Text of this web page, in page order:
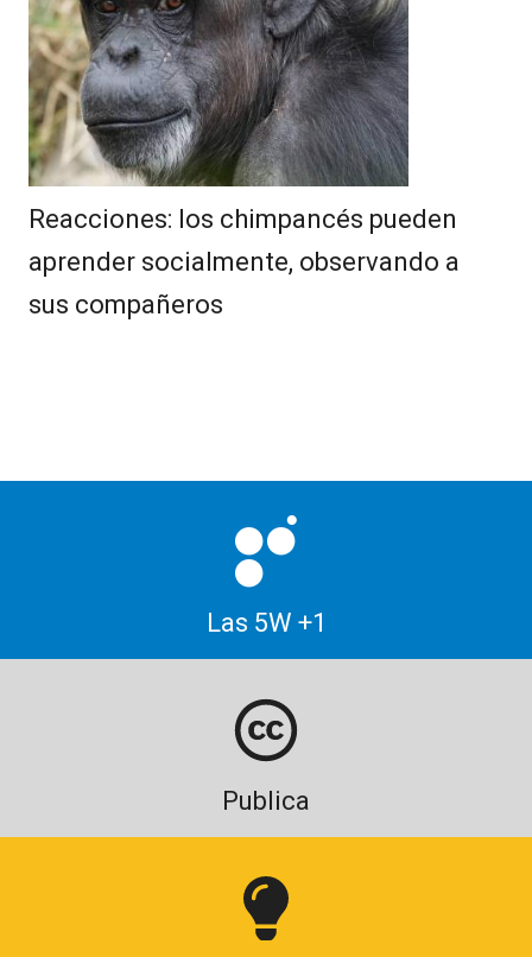
Reacciones: los chimpancés pueden
aprender socialmente, observando a
sus compañeros
Las 5W +1
Publica